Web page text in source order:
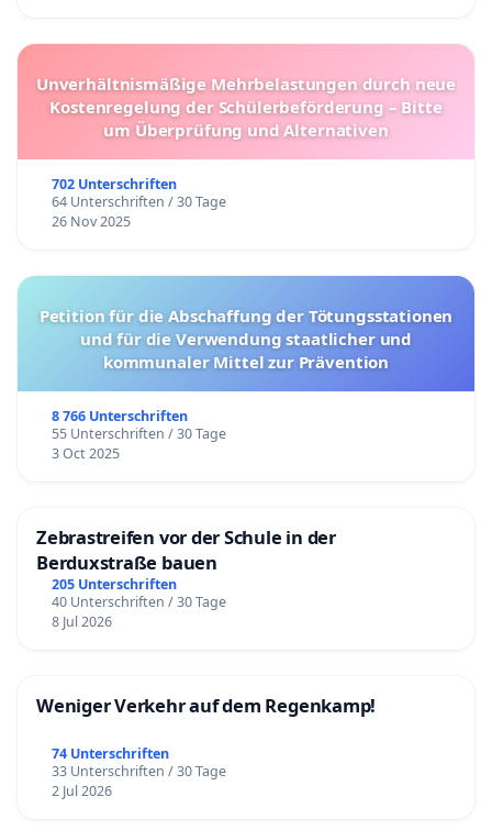
Unverhältnismäßige Mehrbelastungen durch neue
Kostenregelung der Schülerbeförderung – Bitte
um Überprüfung und Alternativen
702 Unterschriften
64 Unterschriften / 30 Tage
26 Nov 2025
Petition für die Abschaffung der Tötungsstationen
und für die Verwendung staatlicher und
kommunaler Mittel zur Prävention
8 766 Unterschriften
55 Unterschriften / 30 Tage
3 Oct 2025
Zebrastreifen vor der Schule in der
Berduxstraße bauen
205 Unterschriften
40 Unterschriften / 30 Tage
8 Jul 2026
Weniger Verkehr auf dem Regenkamp!
74 Unterschriften
33 Unterschriften / 30 Tage
2 Jul 2026